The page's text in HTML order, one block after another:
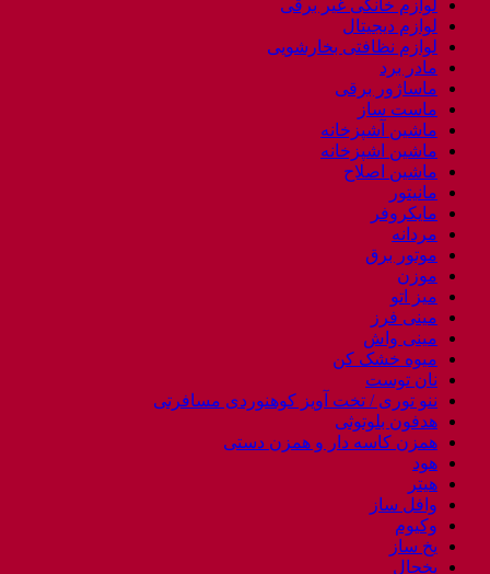
لوازم خانگی غیر برقی
لوازم دیجیتال
لوازم نظافتی بخارشویی
مادر برد
ماساژور برقی
ماست ساز
ماشین آشپزخانه
ماشین اشپزخانه
ماشین اصلاح
مانیتور
مایکروفر
مردانه
موتور برق
موزن
میز اتو
مینی فرز
مینی واش
میوه خشک کن
نان توست
ننو توری / تخت آویز کوهنوردی مسافرتی
هدفون بلوتوثی
همزن کاسه دار و همزن دستی
هود
هیتر
وافل ساز
وکیوم
یخ ساز
یخچال